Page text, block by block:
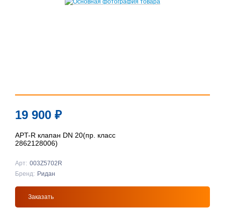
19 900 ₽
APT-R клапан DN 20(пр. класс
2862128006)
Арт: 003Z5702R
Бренд: Ридан
Заказать